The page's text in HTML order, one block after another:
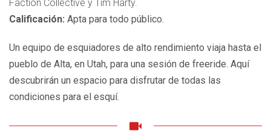
Faction Collective y Tim Harty.
Calificación: Apta para todo público.
Un equipo de esquiadores de alto rendimiento viaja hasta el
pueblo de Alta, en Utah, para una sesión de freeride. Aquí
descubrirán un espacio para disfrutar de todas las
condiciones para el esquí.